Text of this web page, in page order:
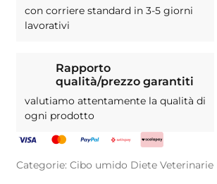
con corriere standard in 3-5 giorni
lavorativi
Rapporto
qualità/prezzo garantiti
valutiamo attentamente la qualità di
ogni prodotto
Categorie:Cibo umido Diete Veterinarie